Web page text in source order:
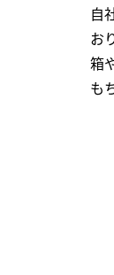
自
お
箱
も